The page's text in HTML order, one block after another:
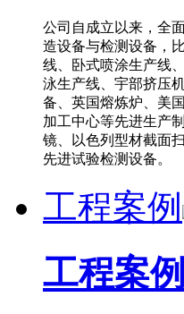
公司自成立以来，全
造设备与检测设备，
线、卧式喷涂生产线
泳生产线、宇部挤压
备、英国熔炼炉、美
加工中心等先进生产
镜、以色列型材截面
先进试验检测设备。
工程案例
工程案例